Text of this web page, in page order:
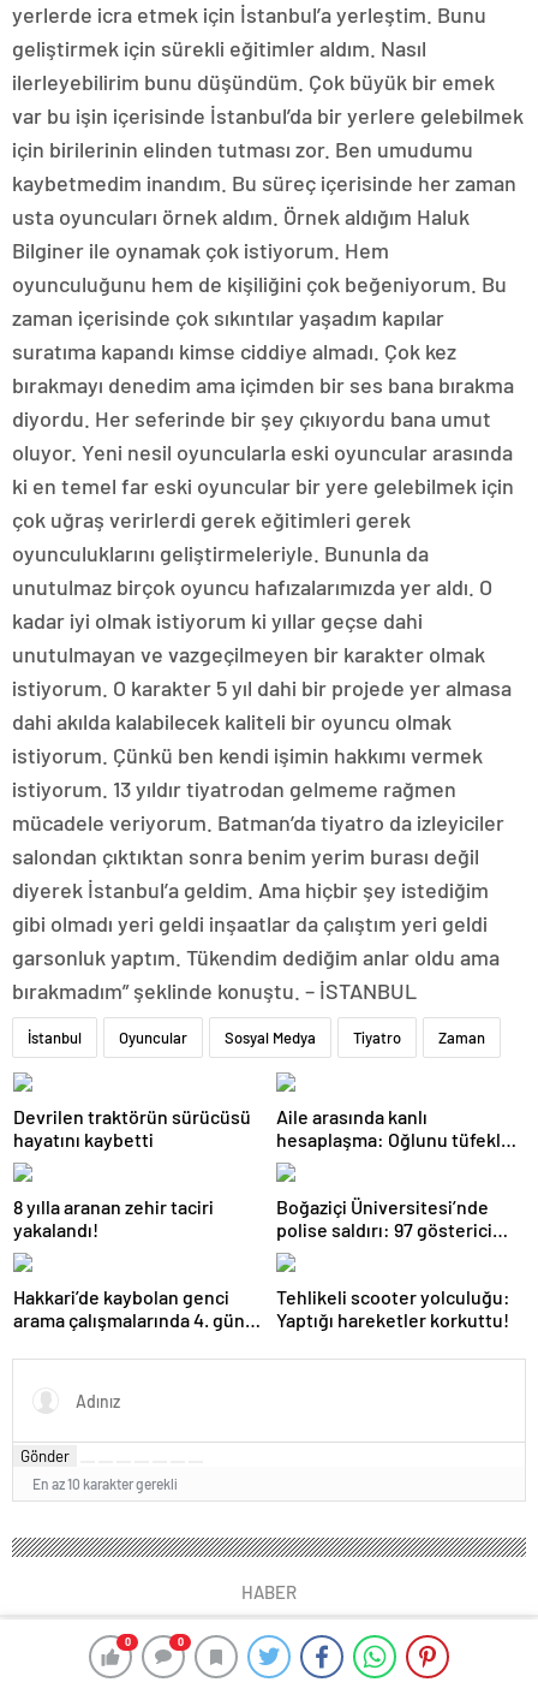
0 0
yerlerde icra etmek için İstanbul’a yerleştim. Bunu
geliştirmek için sürekli eğitimler aldım. Nasıl
ilerleyebilirim bunu düşündüm. Çok büyük bir emek
var bu işin içerisinde İstanbul’da bir yerlere gelebilmek
için birilerinin elinden tutması zor. Ben umudumu
kaybetmedim inandım. Bu süreç içerisinde her zaman
usta oyuncuları örnek aldım. Örnek aldığım Haluk
Bilginer ile oynamak çok istiyorum. Hem
oyunculuğunu hem de kişiliğini çok beğeniyorum. Bu
zaman içerisinde çok sıkıntılar yaşadım kapılar
suratıma kapandı kimse ciddiye almadı. Çok kez
bırakmayı denedim ama içimden bir ses bana bırakma
diyordu. Her seferinde bir şey çıkıyordu bana umut
oluyor. Yeni nesil oyuncularla eski oyuncular arasında
ki en temel far eski oyuncular bir yere gelebilmek için
çok uğraş verirlerdi gerek eğitimleri gerek
oyunculuklarını geliştirmeleriyle. Bununla da
unutulmaz birçok oyuncu hafızalarımızda yer aldı. O
kadar iyi olmak istiyorum ki yıllar geçse dahi
unutulmayan ve vazgeçilmeyen bir karakter olmak
istiyorum. O karakter 5 yıl dahi bir projede yer almasa
dahi akılda kalabilecek kaliteli bir oyuncu olmak
istiyorum. Çünkü ben kendi işimin hakkımı vermek
istiyorum. 13 yıldır tiyatrodan gelmeme rağmen
mücadele veriyorum. Batman’da tiyatro da izleyiciler
salondan çıktıktan sonra benim yerim burası değil
diyerek İstanbul’a geldim. Ama hiçbir şey istediğim
gibi olmadı yeri geldi inşaatlar da çalıştım yeri geldi
garsonluk yaptım. Tükendim dediğim anlar oldu ama
bırakmadım” şeklinde konuştu. – İSTANBUL
İstanbul Oyuncular Sosyal Medya Tiyatro Zaman
Devrilen traktörün sürücüsü
hayatını kaybetti
Aile arasında kanlı
hesaplaşma: Oğlunu tüfekle
öldürdü!
8 yılla aranan zehir taciri
yakalandı!
Boğaziçi Üniversitesi’nde
polise saldırı: 97 gösterici
gözaltında
Hakkari’de kaybolan genci
arama çalışmalarında 4. gün:
omzu çıktı!
Tehlikeli scooter yolculuğu:
Yaptığı hareketler korkuttu!
Gönder
En az 10 karakter gerekli
HABER